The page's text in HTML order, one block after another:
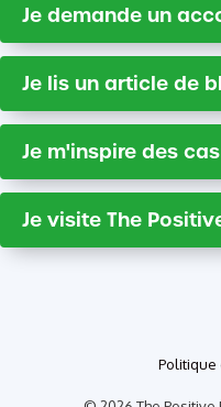
Je demande un
Je lis un article de
Je m'inspire des
Je visite The
Politique